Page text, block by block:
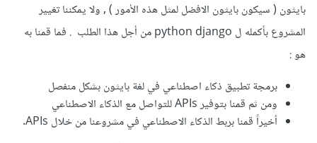
بايثون ( سيكون بايثون الافضل لمثل هذه الأمور ) , ولا يمكننا تغيير
المشروع بأكمله ل python django من أجل هذا الطلب . فما قمنا به
هو :
برمجة تطبيق ذكاء اصطناعي في لغة بايثون بشكل منفصل
ومن ثم قمنا بتوفير APIs للتواصل مع الذكاء الاصطناعي
أخيراً قمنا بربط الذكاء الاصطناعي في مشروعنا من خلال APIs.